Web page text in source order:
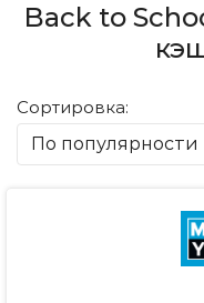
Back to
Сортировка:
По популярности